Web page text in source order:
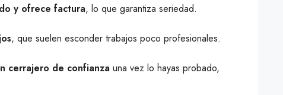
y ofrece factura, lo que garantiza seriedad.
, que suelen esconder trabajos poco profesionales.
cerrajero de confianza una vez lo hayas probado,